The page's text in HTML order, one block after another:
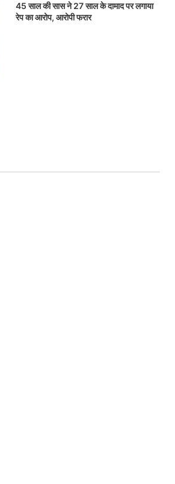
45 साल की सास ने 27 साल के दामाद पर लगाया
रेप का आरोप, आरोपी फरार